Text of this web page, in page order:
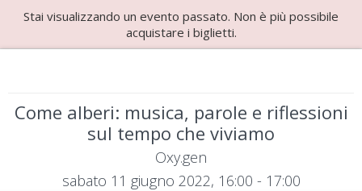
Stai visualizzando un evento passato. Non è più possibile
acquistare i biglietti.
Come alberi: musica, parole e riflessioni
sul tempo che viviamo
Oxy.gen
sabato 11 giugno 2022, 16:00 - 17:00